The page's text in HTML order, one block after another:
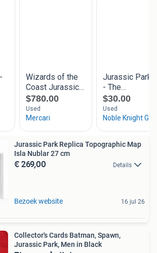
Jurassic Park Replica Topographic Map
Isla Nublar 27 cm
€ 269,00 Details
Bezoek website 16 jul 26
Collector's Cards Batman, Spawn,
Jurassic Park, Men in Black